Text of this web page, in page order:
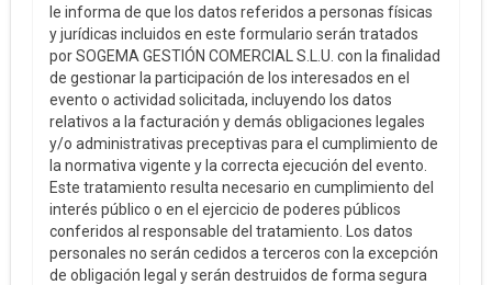
le informa de que los datos referidos a personas físicas
y jurídicas incluidos en este formulario serán tratados
por SOGEMA GESTIÓN COMERCIAL S.L.U. con la finalidad
de gestionar la participación de los interesados en el
evento o actividad solicitada, incluyendo los datos
relativos a la facturación y demás obligaciones legales
y/o administrativas preceptivas para el cumplimiento de
la normativa vigente y la correcta ejecución del evento.
Este tratamiento resulta necesario en cumplimiento del
interés público o en el ejercicio de poderes públicos
conferidos al responsable del tratamiento. Los datos
personales no serán cedidos a terceros con la excepción
de obligación legal y serán destruidos de forma segura